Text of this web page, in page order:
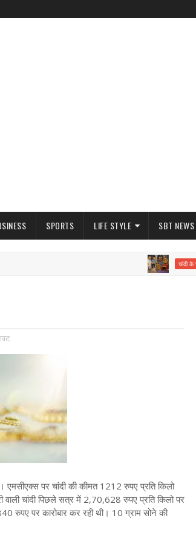
SPORTS LIFE STYLE SBT NEWS
चांदी के छत्र चोरी
एमसीएक्स पर चांदी की कीमत 1212 रुपए प्रति किलो
चांदी पिछले सत्र में 2,70,628 रुपए प्रति किलो पर
पर कारोबार कर रही थी। 10 ग्राम सोने की